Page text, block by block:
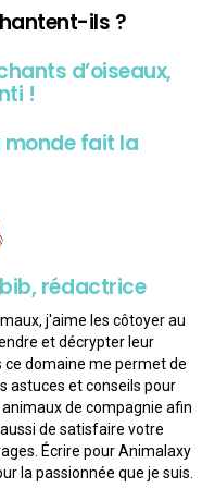
ils ?
d’oiseaux,
!
monde fait la
rédactrice
j'aime les côtoyer au
et décrypter leur
domaine me permet de
astuces et conseils pour
de compagnie afin
de satisfaire votre
Écrire pour Animalaxy
la passionnée que je suis.